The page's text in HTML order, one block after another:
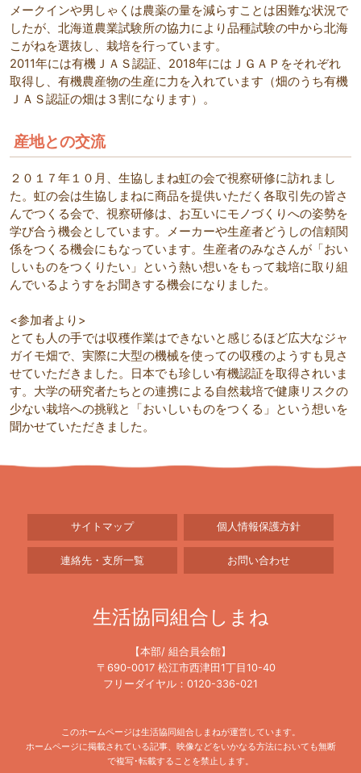
メークインや男しゃくは農薬の量を減らすことは困難な状況で
したが、北海道農業試験所の協力により品種試験の中から北海
こがねを選抜し、栽培を行っています。
2011年には有機ＪＡＳ認証、2018年にはＪＧＡＰをそれぞれ
取得し、有機農産物の生産に力を入れています（畑のうち有機
ＪＡＳ認証の畑は３割になります）。
産地との交流
２０１７年１０月、生協しまね虹の会で視察研修に訪れまし
た。虹の会は生協しまねに商品を提供いただく各取引先の皆さ
んでつくる会で、視察研修は、お互いにモノづくりへの姿勢を
学び合う機会としています。メーカーや生産者どうしの信頼関
係をつくる機会にもなっています。生産者のみなさんが「おい
しいものをつくりたい」という熱い想いをもって栽培に取り組
んでいるようすをお聞きする機会になりました。
<参加者より>
とても人の手では収穫作業はできないと感じるほど広大なジャ
ガイモ畑で、実際に大型の機械を使っての収穫のようすも見さ
せていただきました。日本でも珍しい有機認証を取得されいま
す。大学の研究者たちとの連携による自然栽培で健康リスクの
少ない栽培への挑戦と「おいしいものをつくる」という想いを
聞かせていただきました。
サイトマップ 個人情報保護方針
連絡先・支所一覧 お問い合わせ
生活協同組合しまね
【本部/ 組合員会館】
〒690-0017 松江市西津田1丁目10-40
フリーダイヤル：0120-336-021
このホームページは生活協同組合しまねが運営しています。
ホームページに掲載されている記事、映像などをいかなる方法においても無断
で複写･転載することを禁止します。